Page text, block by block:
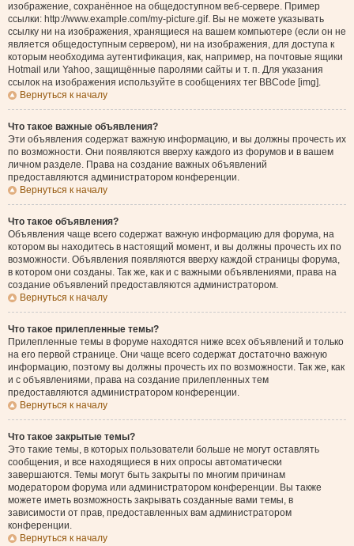
изображение, сохранённое на общедоступном веб-сервере. Пример
ссылки: http://www.example.com/my-picture.gif. Вы не можете указывать
ссылку ни на изображения, хранящиеся на вашем компьютере (если он не
является общедоступным сервером), ни на изображения, для доступа к
которым необходима аутентификация, как, например, на почтовые ящики
Hotmail или Yahoo, защищённые паролями сайты и т. п. Для указания
ссылок на изображения используйте в сообщениях тег BBCode [img].
Вернуться к началу
Что такое важные объявления?
Эти объявления содержат важную информацию, и вы должны прочесть их
по возможности. Они появляются вверху каждого из форумов и в вашем
личном разделе. Права на создание важных объявлений
предоставляются администратором конференции.
Вернуться к началу
Что такое объявления?
Объявления чаще всего содержат важную информацию для форума, на
котором вы находитесь в настоящий момент, и вы должны прочесть их по
возможности. Объявления появляются вверху каждой страницы форума,
в котором они созданы. Так же, как и с важными объявлениями, права на
создание объявлений предоставляются администратором.
Вернуться к началу
Что такое прилепленные темы?
Прилепленные темы в форуме находятся ниже всех объявлений и только
на его первой странице. Они чаще всего содержат достаточно важную
информацию, поэтому вы должны прочесть их по возможности. Так же, как
и с объявлениями, права на создание прилепленных тем
предоставляются администратором конференции.
Вернуться к началу
Что такое закрытые темы?
Это такие темы, в которых пользователи больше не могут оставлять
сообщения, и все находящиеся в них опросы автоматически
завершаются. Темы могут быть закрыты по многим причинам
модератором форума или администратором конференции. Вы также
можете иметь возможность закрывать созданные вами темы, в
зависимости от прав, предоставленных вам администратором
конференции.
Вернуться к началу